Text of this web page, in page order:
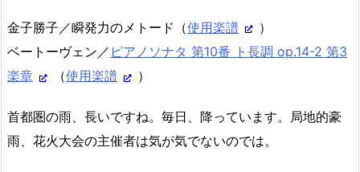
金子勝子／瞬発力のメトード（使用楽譜
）
ベートーヴェン／ ピアノソナタ 第10番 ト長調 op.14-2 第3
楽章
（使用楽譜 ）
首都圏の雨、長いですね。毎日、降っています。局地的豪
雨、花火大会の主催者は気が気でないのでは。